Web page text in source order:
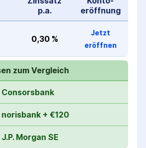
p.a.
eröffnung
0,30 %
Jetzt
eröffnen
zum Vergleich
Consorsbank
norisbank + €120
J.P. Morgan SE